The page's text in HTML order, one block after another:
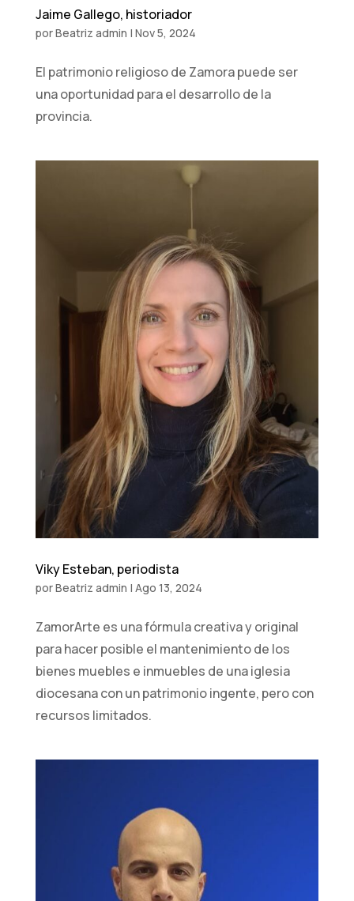
Jaime Gallego, historiador
porBeatriz admin | Nov 5, 2024
El patrimonio religioso de Zamora puede ser
una oportunidad para el desarrollo de la
provincia.
Viky Esteban, periodista
porBeatriz admin | Ago 13, 2024
ZamorArte es una fórmula creativa y original
para hacer posible el mantenimiento de los
bienes muebles e inmuebles de una iglesia
diocesana con un patrimonio ingente, pero con
recursos limitados.